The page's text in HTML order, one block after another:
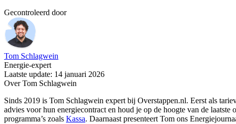
Gecontroleerd door
Tom Schlagwein
Energie-expert
Laatste update: 14 januari 2026
Over Tom Schlagwein
Sinds 2019 is Tom Schlagwein expert bij Overstappen.nl. Eerst als
advies voor hun energiecontract en houd je op de hoogte van de
programma’s zoals Kassa. Daarnaast presenteert Tom ons